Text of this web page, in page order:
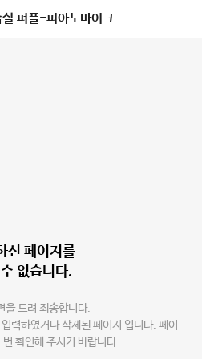
퍼플-피아노마이크
신 페이지를
없습니다.
을 드려 죄송합니다.
력하였거나 삭제된 페이지 입니다. 페이
확인해 주시기 바랍니다.